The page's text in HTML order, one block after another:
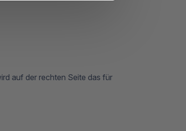
auf der rechten Seite das für